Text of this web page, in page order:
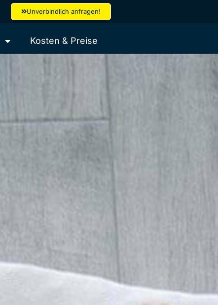
Unverbindlich anfragen!
Kosten & Preise